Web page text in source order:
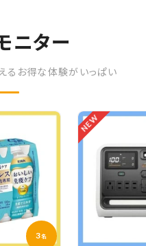
ニター
るお得な体験がいっぱい
3名
NEW